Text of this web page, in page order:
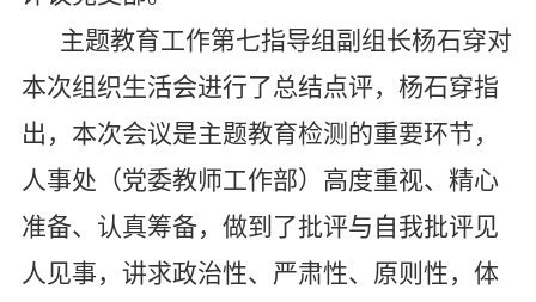
主题教育工作第七指导组副组长杨石穿对
本次组织生活会进行了总结点评，杨石穿指
出，本次会议是主题教育检测的重要环节，
人事处（党委教师工作部）高度重视、精心
准备、认真筹备，做到了批评与自我批评见
人见事，讲求政治性、严肃性、原则性，体